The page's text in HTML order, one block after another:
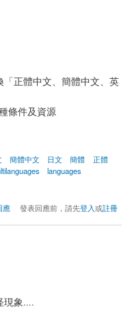
「正體中文、簡體中文、英
條件及資源
簡體中文 日文 簡體
正體
languages
言網站
應 發表回應前，請先登入或註冊
現象....